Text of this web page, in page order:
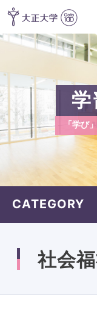
「学び
CATEGORY
社会